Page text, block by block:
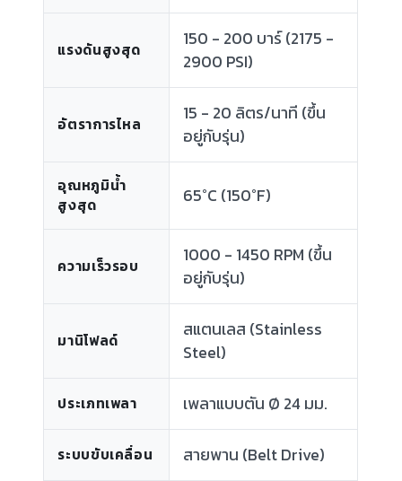
แรงดันสูงสุด
150 - 200 บาร์ (2175 -
2900 PSI)
อัตราการไหล
15 - 20 ลิตร/นาที (ขึ้น
อยู่กับรุ่น)
อุณหภูมิน้ำ
สูงสุด
65°C (150°F)
ความเร็วรอบ
1000 - 1450 RPM (ขึ้น
อยู่กับรุ่น)
มานิโฟลด์
สแตนเลส (Stainless
Steel)
ประเภทเพลา เพลาแบบตัน Ø 24 มม.
ระบบขับเคลื่อน สายพาน (Belt Drive)